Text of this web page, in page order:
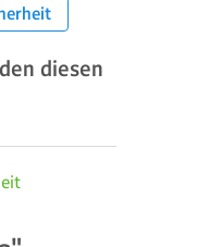
diesen